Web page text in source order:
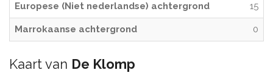
Europese (Niet nederlandse) achtergrond 15
Marrokaanse achtergrond 0
Kaart van De Klomp